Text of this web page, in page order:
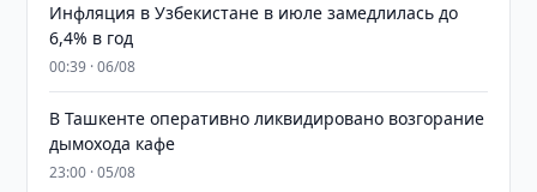
Инфляция в Узбекистане в июле замедлилась до
6,4% в год
00:39 · 06/08
В Ташкенте оперативно ликвидировано возгорание
дымохода кафе
23:00 · 05/08